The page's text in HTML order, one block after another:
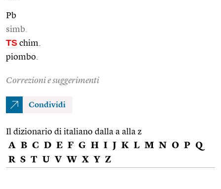
Pb
simb.
TS chim.
piombo.
Correzioni e suggerimenti
Condividi
Il dizionario di italiano dalla a alla z
A B C D E F G H I J K L M N O P Q
R S T U V W X Y Z